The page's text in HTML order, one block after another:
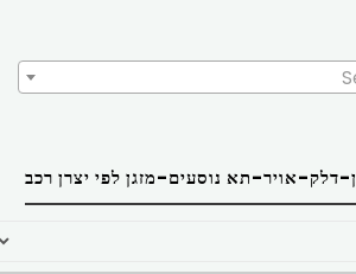
דלק-אויר-תא נוסעים-מזגן לפי יצרן רכב